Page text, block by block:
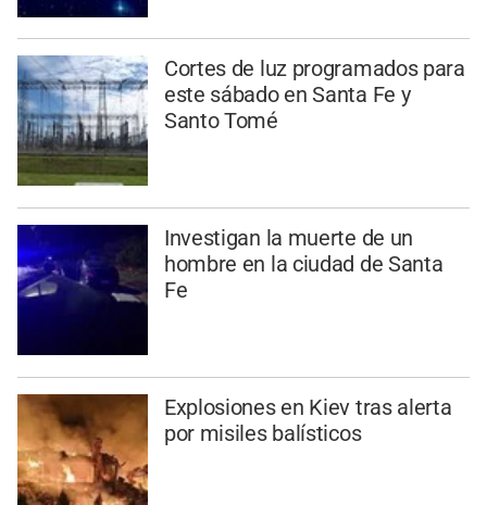
Cortes de luz programados para
este sábado en Santa Fe y
Santo Tomé
Investigan la muerte de un
hombre en la ciudad de Santa
Fe
Explosiones en Kiev tras alerta
por misiles balísticos